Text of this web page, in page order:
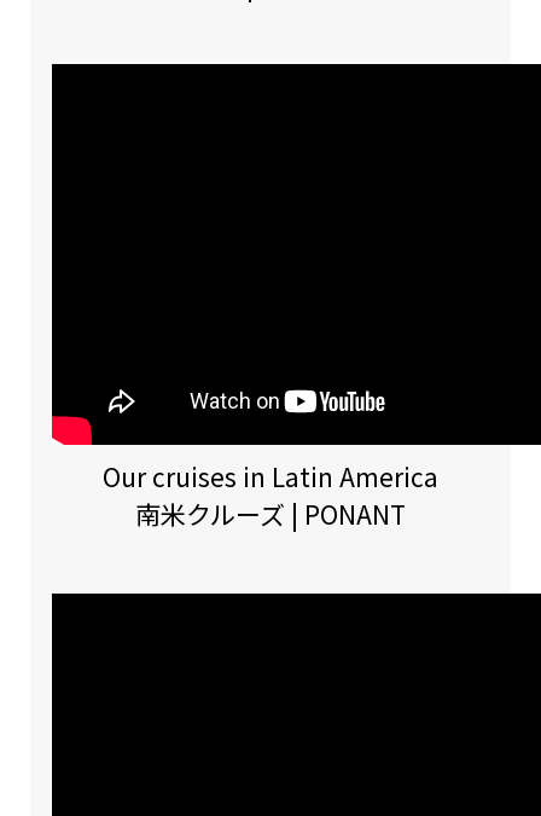
Our cruises in Latin America
南米クルーズ | PONANT